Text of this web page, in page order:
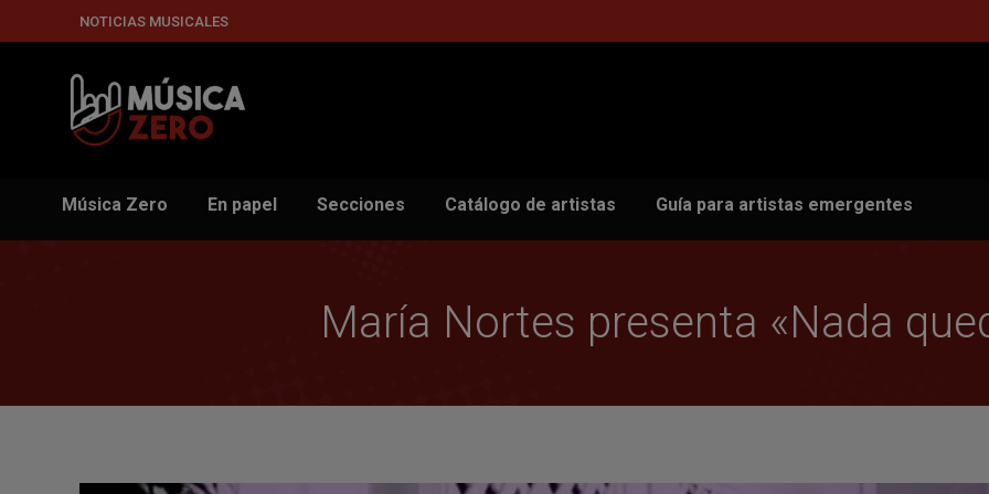
NOTICIAS MUSICALES
Música Zero En papel Secciones Catálogo de artistas Guía para artistas emergentes
María Nortes presenta «Nada